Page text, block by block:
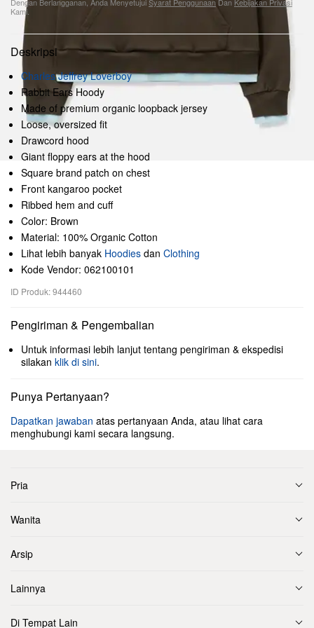
Kami.
Deskripsi
Charles Jeffrey Loverboy
Rabbit Ears Hoody
Made of premium organic loopback jersey
Loose, oversized fit
Drawcord hood
Giant floppy ears at the hood
Square brand patch on chest
Front kangaroo pocket
Ribbed hem and cuff
Color: Brown
Material: 100% Organic Cotton
Lihat lebih banyak Hoodies dan Clothing
Kode Vendor: 062100101
ID Produk: 944460
Pengiriman & Pengembalian
Untuk informasi lebih lanjut tentang pengiriman & ekspedisi
silakan klik di sini.
Punya Pertanyaan?
Dapatkan jawaban atas pertanyaan Anda, atau lihat cara
menghubungi kami secara langsung.
Pria
Wanita
Arsip
Lainnya
Di Tempat Lain